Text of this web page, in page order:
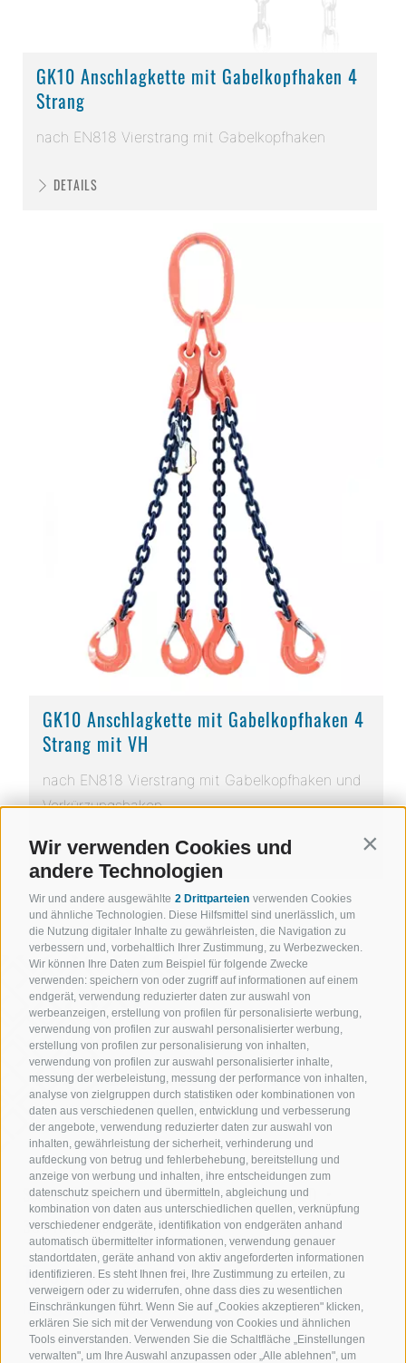
Wir verwenden Cookies und
andere Technologien
Wir und andere ausgewählte 2 Drittparteien verwenden Cookies
und ähnliche Technologien. Diese Hilfsmittel sind unerlässlich, um
die Nutzung digitaler Inhalte zu gewährleisten, die Navigation zu
verbessern und, vorbehaltlich Ihrer Zustimmung, zu Werbezwecken.
Wir können Ihre Daten zum Beispiel für folgende Zwecke
verwenden: speichern von oder zugriff auf informationen auf einem
endgerät, verwendung reduzierter daten zur auswahl von
werbeanzeigen, erstellung von profilen für personalisierte werbung,
verwendung von profilen zur auswahl personalisierter werbung,
erstellung von profilen zur personalisierung von inhalten,
verwendung von profilen zur auswahl personalisierter inhalte,
messung der werbeleistung, messung der performance von inhalten,
analyse von zielgruppen durch statistiken oder kombinationen von
daten aus verschiedenen quellen, entwicklung und verbesserung
der angebote, verwendung reduzierter daten zur auswahl von
inhalten, gewährleistung der sicherheit, verhinderung und
aufdeckung von betrug und fehlerbehebung, bereitstellung und
anzeige von werbung und inhalten, ihre entscheidungen zum
datenschutz speichern und übermitteln, abgleichung und
kombination von daten aus unterschiedlichen quellen, verknüpfung
verschiedener endgeräte, identifikation von endgeräten anhand
automatisch übermittelter informationen, verwendung genauer
standortdaten, geräte anhand von aktiv angeforderten informationen
identifizieren. Es steht Ihnen frei, Ihre Zustimmung zu erteilen, zu
verweigern oder zu widerrufen, ohne dass dies zu wesentlichen
Einschränkungen führt. Wenn Sie auf „Cookies akzeptieren" klicken,
erklären Sie sich mit der Verwendung von Cookies und ähnlichen
Tools einverstanden. Verwenden Sie die Schaltfläche „Einstellungen
verwalten", um Ihre Auswahl anzupassen oder „Alle ablehnen", um
GK10 Anschlagkette mit Gabelkopfhaken 4
Strang
nach EN818 Vierstrang mit Gabelkopfhaken
DETAILS
GK10 Anschlagkette mit Gabelkopfhaken 4
Strang mit VH
nach EN818 Vierstrang mit Gabelkopfhaken und
Verkürzungshaken
DETAILS
Sollevatec GmbH • Industriezone - Förche 20
39040Schabs(BZ)
T:+39 0472268370
info@sollevatec.it